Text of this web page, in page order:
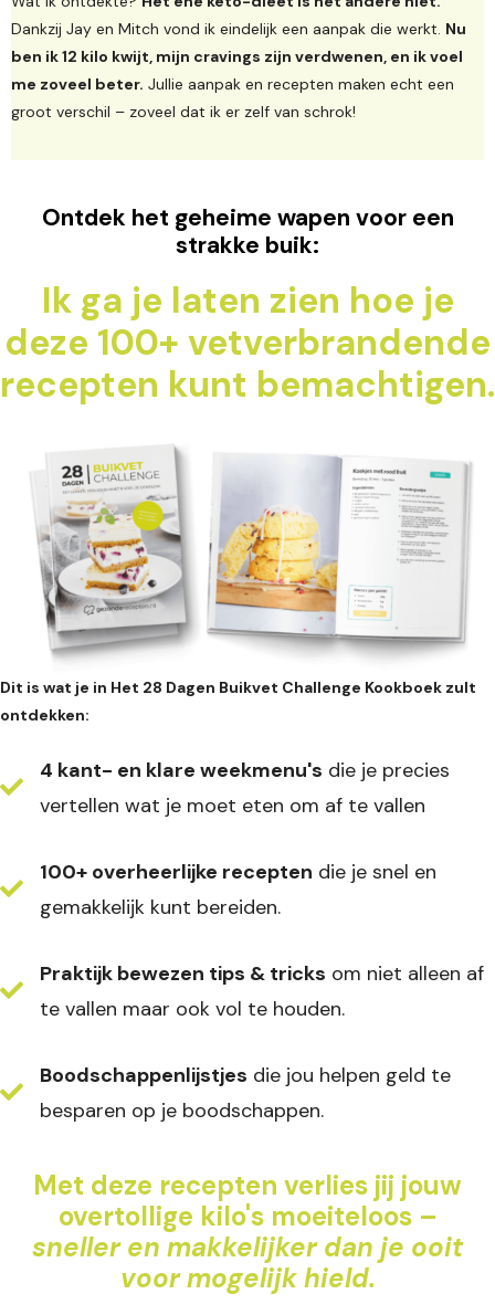
Dankzij Jay en Mitch vond ik eindelijk een aanpak die werkt. Nu
ben ik 12 kilo kwijt, mijn cravings zijn verdwenen, en ik voel
me zoveel beter. Jullie aanpak en recepten maken echt een
groot verschil – zoveel dat ik er zelf van schrok!
Ontdek het geheime wapen voor een
strakke buik:
Ik ga je laten zien hoe je
deze 100+ vetverbrandende
recepten kunt bemachtigen.
Dit is wat je in Het 28 Dagen Buikvet Challenge Kookboek zult
ontdekken:
4 kant- en klare weekmenu's die je precies
vertellen wat je moet eten om af te vallen
100+ overheerlijke recepten die je snel en
gemakkelijk kunt bereiden.
Praktijk bewezen tips & tricks om niet alleen af
te vallen maar ook vol te houden.
Boodschappenlijstjes die jou helpen geld te
besparen op je boodschappen.
Met deze recepten verlies jij jouw
overtollige kilo's moeiteloos –
sneller en makkelijker dan je ooit
voor mogelijk hield.